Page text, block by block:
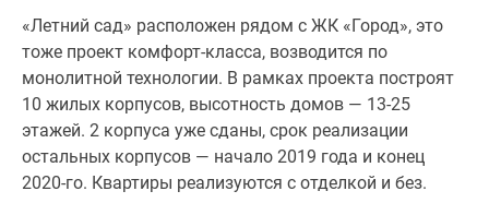
«Летний сад» расположен рядом с ЖК «Город», это
тоже проект комфорт-класса, возводится по
монолитной технологии. В рамках проекта построят
10 жилых корпусов, высотность домов — 13-25
этажей. 2 корпуса уже сданы, срок реализации
остальных корпусов — начало 2019 года и конец
2020-го. Квартиры реализуются с отделкой и без.